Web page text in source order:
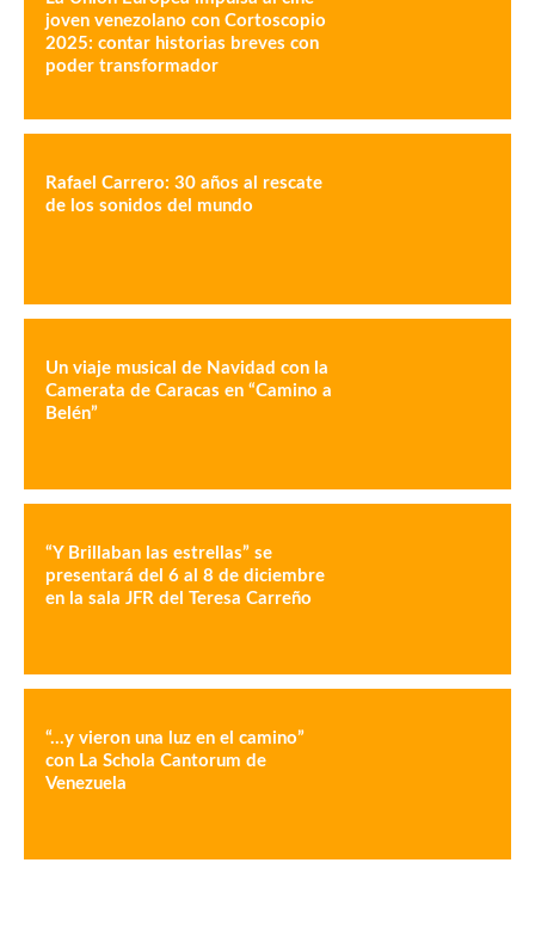
joven venezolano con Cortoscopio
2025: contar historias breves con
poder transformador
Rafael Carrero: 30 años al rescate
de los sonidos del mundo
Un viaje musical de Navidad con la
Camerata de Caracas en “Camino a
Belén”
“Y Brillaban las estrellas” se
presentará del 6 al 8 de diciembre
en la sala JFR del Teresa Carreño
“…y vieron una luz en el camino”
con La Schola Cantorum de
Venezuela